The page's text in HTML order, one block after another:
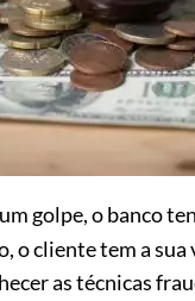
golpe, o banco
o cliente tem a
as técnicas